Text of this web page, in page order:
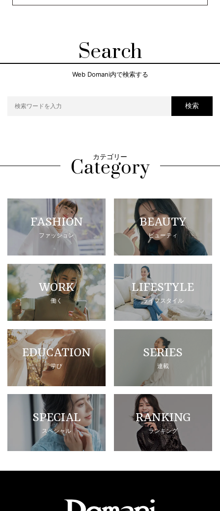
Search
Web Domani内で検索する
検索
カテゴリー
FASHION
ファッション
BEAUTY
ビューティ
WORK
働く
LIFESTYLE
ライフスタイル
EDUCATION
学び
SERIES
連載
SPECIAL
スペシャル
RANKING
ランキング